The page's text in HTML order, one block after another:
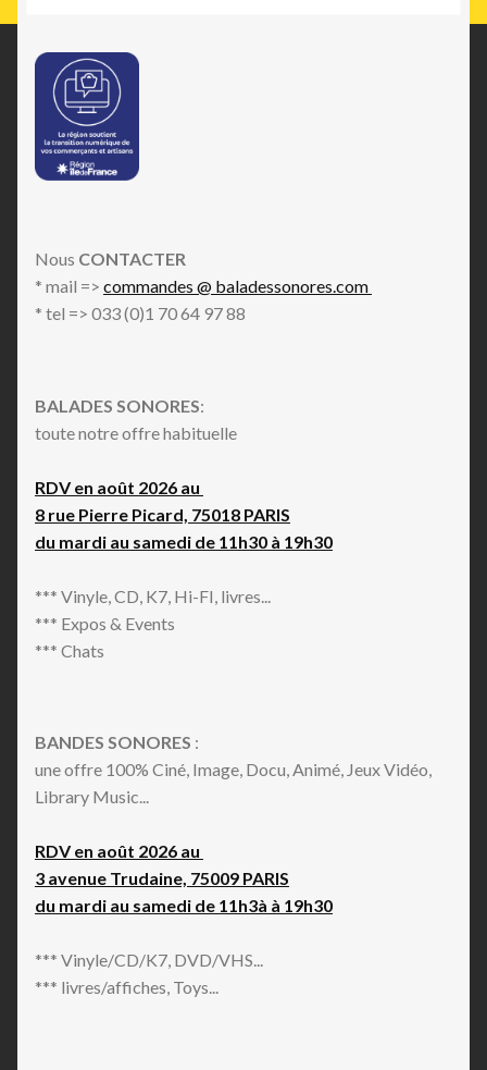
Nous CONTACTER
* mail => commandes @ baladessonores.com
* tel => 033 (0)1 70 64 97 88
BALADES SONORES:
toute notre offre habituelle
RDV en août 2026 au
8 rue Pierre Picard, 75018 PARIS
du mardi au samedi de 11h30 à 19h30
*** Vinyle, CD, K7, Hi-FI, livres...
*** Expos & Events
*** Chats
BANDES SONORES :
une offre 100% Ciné, Image, Docu, Animé, Jeux Vidéo,
Library Music...
RDV en août 2026 au
3 avenue Trudaine, 75009 PARIS
du mardi au samedi de 11h3à à 19h30
*** Vinyle/CD/K7, DVD/VHS...
*** livres/affiches, Toys...